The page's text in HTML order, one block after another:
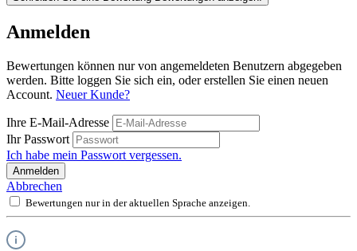
Anmelden
Bewertungen können nur von angemeldeten Benutzern abgegeben
werden. Bitte loggen Sie sich ein, oder erstellen Sie einen neuen
Account. Neuer Kunde?
Ihre E-Mail-Adresse
Ihr Passwort
Ich habe mein Passwort vergessen.
Anmelden
Abbrechen
Bewertungen nur in der aktuellen Sprache anzeigen.